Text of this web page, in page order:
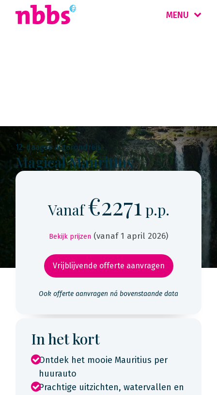
MENU
12-daagse autorondreis
Magical Mauritius
Vanaf€2271 p.p.
Bekijk prijzen (vanaf 1 april 2026)
Vrijblijvende offerte aanvragen
Ook offerte aanvragen ná bovenstaande data
In het kort
Ontdek het mooie Mauritius per
huurauto
Prachtige uitzichten, watervallen en